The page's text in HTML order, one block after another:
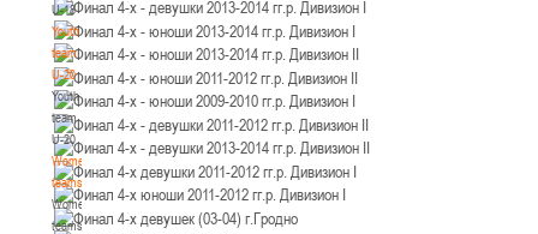
U-18
Youth
team
U-20
Youth
team
U-20
Women's
teams
Women's
teams
Уральская 3А
12-14.03.3036
Пинск
U-12, юноши
II тур – юноши 2014-2015 гг.р., Дивизион 1, 12-14 марта 2026 г., г. Пинск, ул.
ул. Пушкина, д. 27
05-07.03.2026
Минск